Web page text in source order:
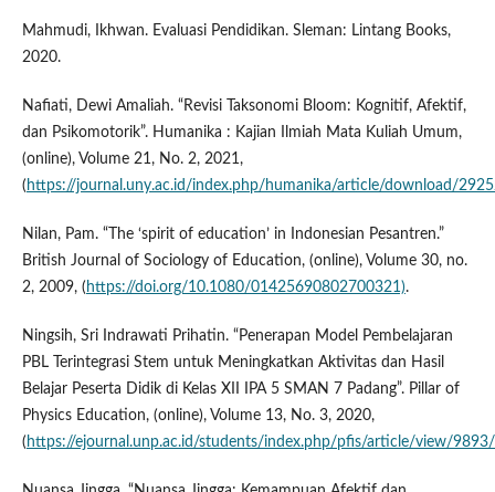
Mahmudi, Ikhwan. Evaluasi Pendidikan. Sleman: Lintang Books,
2020.
Nafiati, Dewi Amaliah. “Revisi Taksonomi Bloom: Kognitif, Afektif,
dan Psikomotorik”. Humanika : Kajian Ilmiah Mata Kuliah Umum,
(online), Volume 21, No. 2, 2021,
( https://journal.uny.ac.id/index.php/humanika/article/download/
Nilan, Pam. “The ‘spirit of education’ in Indonesian Pesantren.”
British Journal of Sociology of Education, (online), Volume 30, no.
2, 2009, ( https://doi.org/10.1080/01425690802700321).
Ningsih, Sri Indrawati Prihatin. “Penerapan Model Pembelajaran
PBL Terintegrasi Stem untuk Meningkatkan Aktivitas dan Hasil
Belajar Peserta Didik di Kelas XII IPA 5 SMAN 7 Padang”. Pillar of
Physics Education, (online), Volume 13, No. 3, 2020,
( https://ejournal.unp.ac.id/students/index.php/pfis/article/view/